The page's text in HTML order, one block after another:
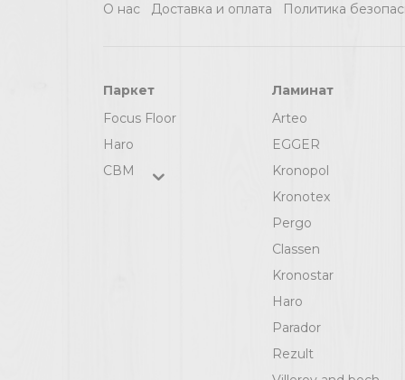
О нас Доставка и оплата Политика
Паркет
Focus Floor
Haro
СВМ
Ламинат
Arteo
EGGER
Kronopol
Kronotex
Pergo
Classen
Kronostar
Haro
Parador
Rezult